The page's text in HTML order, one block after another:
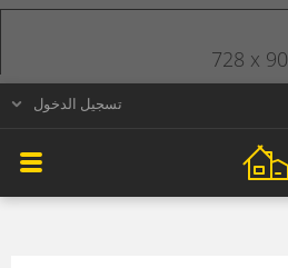
تسجيل الدخول
728 x 90